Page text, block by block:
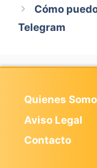
Cómo
Telegram
Quienes
Aviso Legal
Contacto